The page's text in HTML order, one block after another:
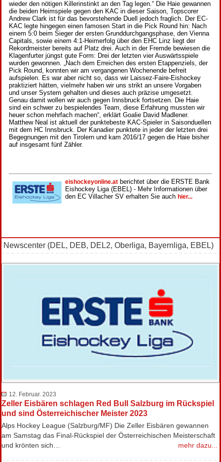
wieder den nötigen Killerinstinkt an den Tag legen.“ Die Haie gewannen
die beiden Heimspiele gegen den KAC in dieser Saison, Topscorer
Andrew Clark ist für das bevorstehende Duell jedoch fraglich. Der EC-
KAC legte hingegen einen famosen Start in die Pick Round hin: Nach
einem 5:0 beim Sieger der ersten Grunddurchgangsphase, den Vienna
Capitals, sowie einem 4:1-Heimerfolg über den EHC Linz liegt der
Rekordmeister bereits auf Platz drei. Auch in der Fremde bewiesen die
Klagenfurter jüngst gute Form: Drei der letzten vier Auswärtsspiele
wurden gewonnen. „Nach dem Erreichen des ersten Etappenziels, der
Pick Round, konnten wir am vergangenen Wochenende befreit
aufspielen. Es war aber nicht so, dass wir Laissez-Faire-Eishockey
praktiziert hätten, vielmehr haben wir uns strikt an unsere Vorgaben
und unser System gehalten und dieses auch präzise umgesetzt.
Genau damit wollen wir auch gegen Innsbruck fortsetzen. Die Haie
sind ein schwer zu bespielendes Team, diese Erfahrung mussten wir
heuer schon mehrfach machen“, erklärt Goalie David Madlener.
Matthew Neal ist aktuell der punktebeste KAC-Spieler in Saisonduellen
mit dem HC Innsbruck. Der Kanadier punktete in jeder der letzten drei
Begegnungen mit den Tirolern und kam 2016/17 gegen die Haie bisher
auf insgesamt fünf Zähler.
eishockeyonline.at berichtet über die ERSTE Bank
Eishockey Liga (EBEL) - Mehr Informationen über
den EC Villacher SV erhalten Sie auch hier...
Newscenter (DEL, DEB, DEL2, Oberliga, Bayernliga, EBEL)
12. Februar. 2023
Zeller Eisbären schlagen Red Bull Salzburg im Rückspiel
und sind Österreichischer Meister 2023
Alps Hockey League (Salzburg/MF) Die Zeller Eisbären gewannen
am Samstag das Final-Rückspiel der Österreichischen Meisterschaft
und krönten sich…
mehr dazu...